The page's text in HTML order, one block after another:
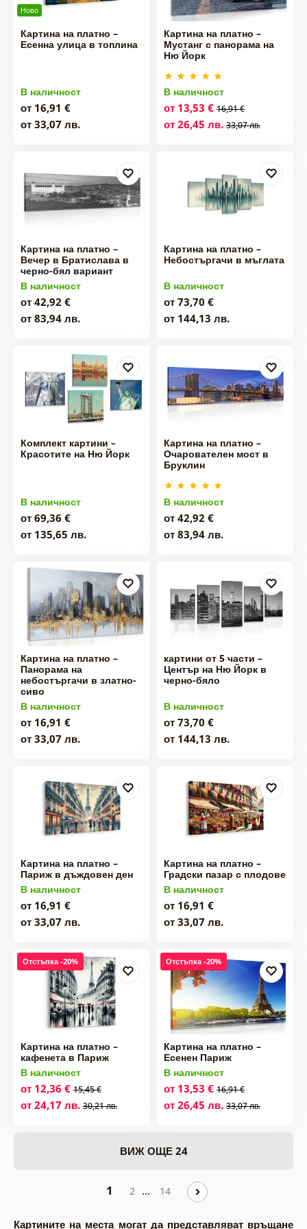
Ново
Картина на платно –
Есенна улица в топлина
В наличност
от 16,91 €
от 33,07 лв.
Картина на платно –
Мустанг с панорама на
Ню Йорк
В наличност
от 13,53 € 16,91 €
от 26,45 лв. 33,07 лв.
Картина на платно –
Вечер в Братислава в
черно-бял вариант
В наличност
от 42,92 €
от 83,94 лв.
Картина на платно –
Небостъргачи в мъглата
В наличност
от 73,70 €
от 144,13 лв.
Комплект картини –
Красотите на Ню Йорк
В наличност
от 69,36 €
от 135,65 лв.
Картина на платно –
Очарователен мост в
Бруклин
В наличност
от 42,92 €
от 83,94 лв.
Картина на платно –
Панорама на
небостъргачи в златно-
сиво
В наличност
от 16,91 €
от 33,07 лв.
картини от 5 части –
Център на Ню Йорк в
черно-бяло
В наличност
от 73,70 €
от 144,13 лв.
Картина на платно –
Париж в дъждовен ден
В наличност
от 16,91 €
от 33,07 лв.
Картина на платно –
Градски пазар с плодове
В наличност
от 16,91 €
от 33,07 лв.
Отстъпка -20%
Картина на платно –
кафенета в Париж
В наличност
от 12,36 € 15,45 €
от 24,17 лв. 30,21 лв.
Отстъпка -20%
Картина на платно –
Есенен Париж
В наличност
от 13,53 € 16,91 €
от 26,45 лв. 33,07 лв.
ВИЖ ОЩЕ 24
1 2 … 14
Картините на места могат да представляват връщане